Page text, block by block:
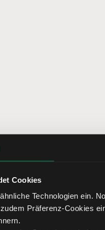
Cookies
Technologien ein.
Präferenz-Cookies